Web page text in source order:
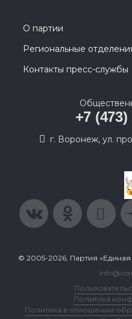
О партии
Региональные
Контакты пресс-службы
+7 (473)
г. Воронеж, ул.
© 2005-2026, Партия
Политика
Политика в отношении